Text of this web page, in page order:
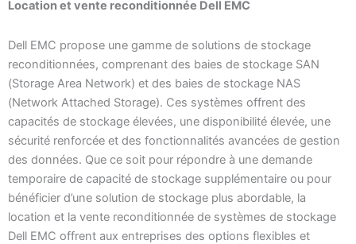
Location et vente reconditionnée Dell EMC
Dell EMC propose une gamme de solutions de stockage
reconditionnées, comprenant des baies de stockage SAN
(Storage Area Network) et des baies de stockage NAS
(Network Attached Storage). Ces systèmes offrent des
capacités de stockage élevées, une disponibilité élevée, une
sécurité renforcée et des fonctionnalités avancées de gestion
des données. Que ce soit pour répondre à une demande
temporaire de capacité de stockage supplémentaire ou pour
bénéficier d’une solution de stockage plus abordable, la
location et la vente reconditionnée de systèmes de stockage
Dell EMC offrent aux entreprises des options flexibles et